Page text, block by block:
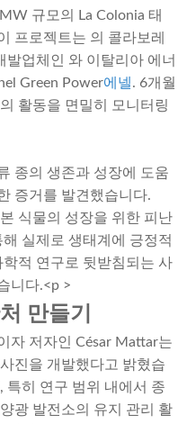
규모의 La Colonia 태
프로젝트는 의 콜라보레
발업체인 와 이탈리아 에너
Green Power에넬. 6개월
활동을 면밀히 모니터링
종의 생존과 성장에 도움
증거를 발견했습니다.
식물의 성장을 위한 피난
실제로 생태계에 긍정적
적 연구로 뒷받침되는 사
니다.<p >
만들기
자 저자인 César Mattar는
진을 개발했다고 밝혔습
특히 연구 범위 내에서 종
광 발전소의 유지 관리 활